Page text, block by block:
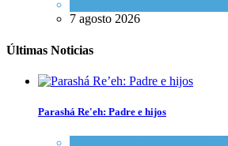
7 agosto 2026
Últimas Noticias
Parashá Re'eh: Padre e hijos